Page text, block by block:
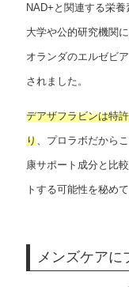
NAD+と関連する栄
大学や公的研究機関
オランダのエルゼビ
されました。
デアザフラビンは特
り、プロラボだから
康サポート成分と比
トする可能性を秘めて
メンズケアに